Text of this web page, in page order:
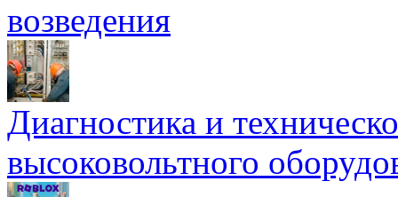
возведения
Диагностика и
высоковольтного